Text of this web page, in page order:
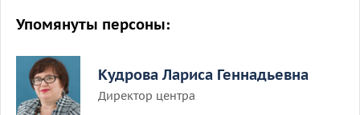
Упомянуты персоны:
Кудрова Лариса Геннадьевна
Директор центра